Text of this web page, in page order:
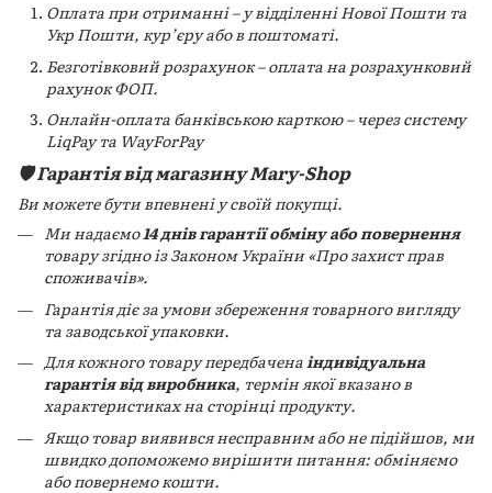
Оплата при отриманні – у відділенні Нової Пошти та
Укр Пошти, кур’єру або в поштоматі.
Безготівковий розрахунок – оплата на розрахунковий
рахунок ФОП.
Онлайн-оплата банківською карткою – через систему
LiqPay та WayForPay
🛡️ Гарантія від магазину Mary-Shop
Ви можете бути впевнені у своїй покупці.
Ми надаємо14 днів гарантії обміну або повернення
товару згідно із Законом України «Про захист прав
споживачів».
Гарантія діє за умови збереження товарного вигляду
та заводської упаковки.
Для кожного товару передбаченаіндивідуальна
гарантія від виробника, термін якої вказано в
характеристиках на сторінці продукту.
Якщо товар виявився несправним або не підійшов, ми
швидко допоможемо вирішити питання: обміняємо
або повернемо кошти.